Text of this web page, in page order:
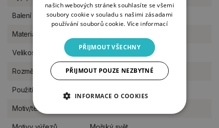
Balení kus
Materiál
Velikost M (11-17 cm)
Rozměr 14 x 9 cm
Použití
Motiv/téma
našich webových stránek souhlasíte se všemi
soubory cookie v souladu s našimi zásadami
používání souborů cookie. Více informací
PŘIJMOUT VŠECHNY
PŘIJMOUT POUZE NEZBYTNÉ
INFORMACE O COOKIES